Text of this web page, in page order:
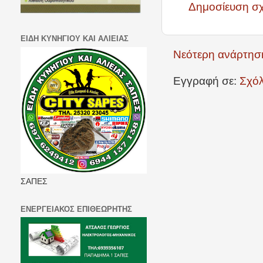
Δημοσίευση
Νεότερη
Εγγραφή σε:
ΕΙΔΗ ΚΥΝΗΓΙΟΥ ΚΑΙ ΑΛΙΕΙΑΣ
ΣΑΠΕΣ
ΕΝΕΡΓΕΙΑΚΟΣ ΕΠΙΘΕΩΡΗΤΗΣ